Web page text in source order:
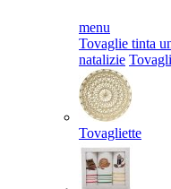
menu
Tovaglie tinta
natalizie
Tovagliette